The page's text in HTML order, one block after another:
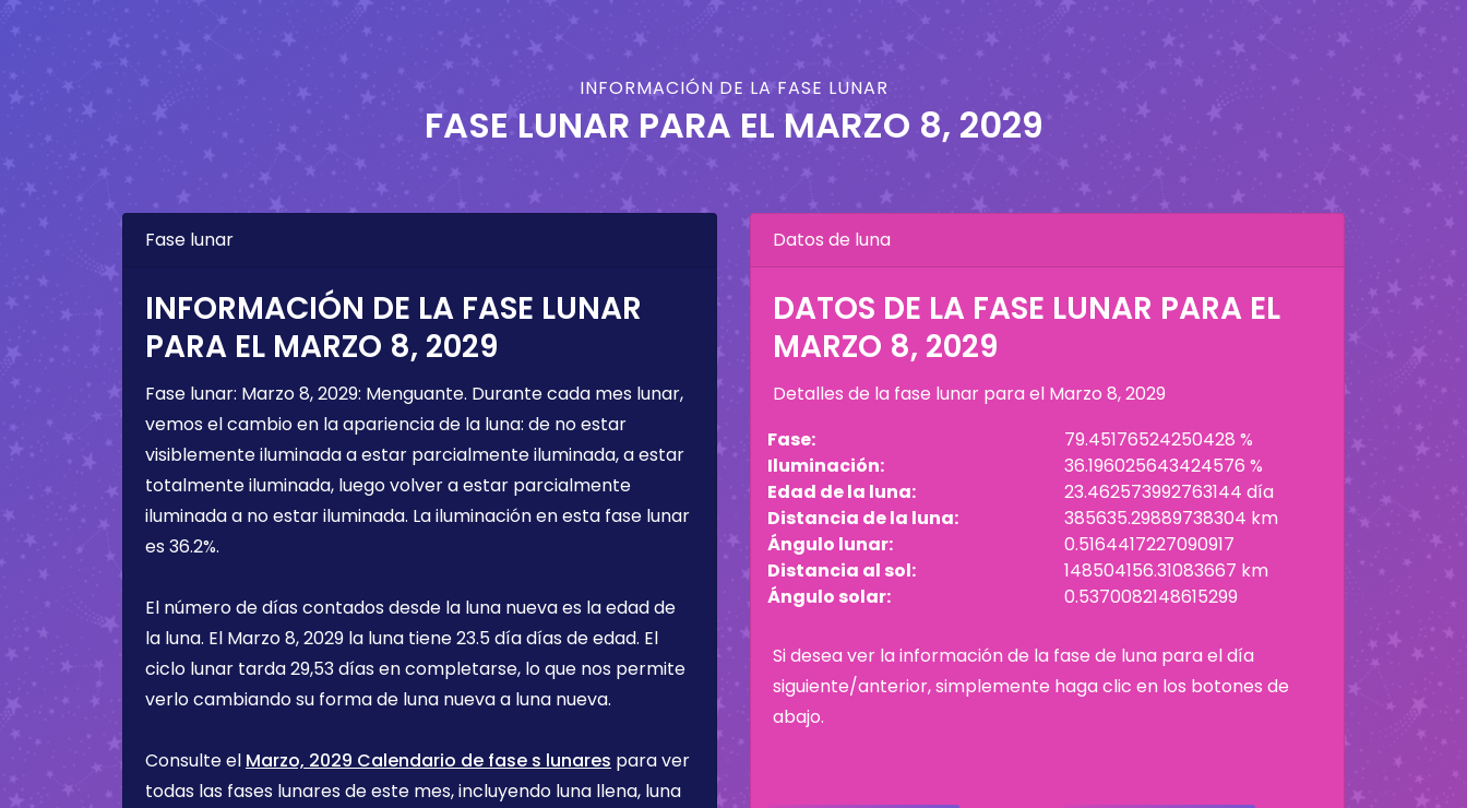
INFORMACIÓN DE LA FASE LUNAR
FASE LUNAR PARA EL MARZO 8, 2029
Fase lunar
INFORMACIÓN DE LA FASE LUNAR
PARA EL MARZO 8, 2029
Fase lunar: Marzo 8, 2029: Menguante. Durante cada mes lunar,
vemos el cambio en la apariencia de la luna: de no estar
visiblemente iluminada a estar parcialmente iluminada, a estar
totalmente iluminada, luego volver a estar parcialmente
iluminada a no estar iluminada. La iluminación en esta fase lunar
es 36.2%.
El número de días contados desde la luna nueva es la edad de
la luna. El Marzo 8, 2029 la luna tiene23.5 díadías de edad. El
ciclo lunar tarda 29,53 días en completarse, lo que nos permite
verlo cambiando su forma de luna nueva a luna nueva.
Consulte el Marzo, 2029 Calendario de fase s lunares para ver
todas las fases lunares de este mes, incluyendo luna llena, luna
Datos de luna
DATOS DE LA FASE LUNAR PARA EL
MARZO 8, 2029
Detalles de la fase lunar para el Marzo 8, 2029
Fase:
79.45176524250428 %
Iluminación:
36.196025643424576 %
Edad de la luna:
23.462573992763144 día
Distancia de la luna:
385635.29889738304 km
Ángulo lunar:
0.5164417227090917
Distancia al sol:
148504156.31083667 km
Ángulo solar:
0.5370082148615299
Si desea ver la información de la fase de luna para el día
siguiente/anterior, simplemente haga clic en los botones de
abajo.